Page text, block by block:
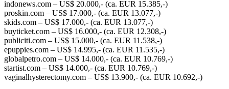
indonews.com – US$ 20.000,- (ca. EUR 15.385,-)
proskin.com – US$ 17.000,- (ca. EUR 13.077,-)
skids.com – US$ 17.000,- (ca. EUR 13.077,-)
buyticket.com – US$ 16.000,- (ca. EUR 12.308,-)
publiciti.com – US$ 15.000,- (ca. EUR 11.538,-)
epuppies.com – US$ 14.995,- (ca. EUR 11.535,-)
globalpetro.com – US$ 14.000,- (ca. EUR 10.769,-)
startist.com – US$ 14.000,- (ca. EUR 10.769,-)
vaginalhysterectomy.com – US$ 13.900,- (ca. EUR 10.692,-)